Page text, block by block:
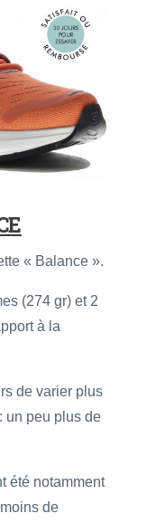
« Balance ».
(274 gr) et 2
à la
de varier plus
un peu plus de
été notamment
de